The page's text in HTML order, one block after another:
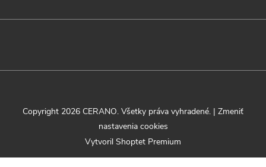
Vytvoril Shoptet Premium
Copyright 2026 CERANO. Všetky práva vyhradené. | Zmeniť
nastavenia cookies